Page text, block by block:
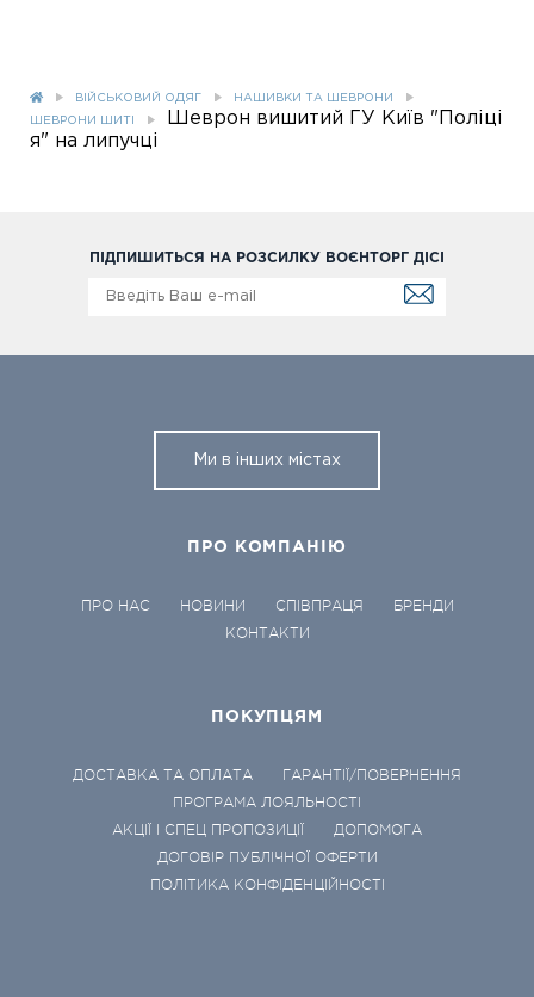
ВІЙСЬКОВИЙ ОДЯГ НАШИВКИ ТА ШЕВРОНИ
ШЕВРОНИ ШИТІ
Шеврон вишитий ГУ Київ "Поліці
я" на липучці
ПІДПИШИТЬСЯ НА РОЗСИЛКУ ВОЄНТОРГ ДІСІ
Ми в інших містах
ПРО КОМПАНІЮ
ПРО НАС НОВИНИ СПІВПРАЦЯ
БРЕНДИ
КОНТАКТИ
ПОКУПЦЯМ
ДОСТАВКА ТА ОПЛАТА
ГАРАНТІЇ/ПОВЕРНЕННЯ
ПРОГРАМА ЛОЯЛЬНОСТІ
АКЦІЇ І СПЕЦ ПРОПОЗИЦІЇ
ДОПОМОГА
ДОГОВІР ПУБЛІЧНОЇ ОФЕРТИ
ПОЛІТИКА КОНФІДЕНЦІЙНОСТІ